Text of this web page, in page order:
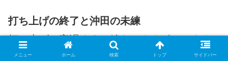
打ち上げの終了と沖田の未練
打ち上げは夜遅くまで続き、ナナポンはタク
シーで帰宅した。沖田とカエデも翌日に備え
メニュー ホーム 検索 トップ サイドバー